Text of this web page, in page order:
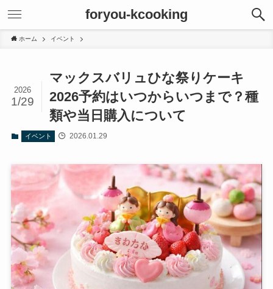
foryou-kcooking
ホーム イベント
マックスバリュひな祭りケーキ
2026予約はいつからいつまで？種
類や当日購入について
2026
1/29
イベント 2026.01.29